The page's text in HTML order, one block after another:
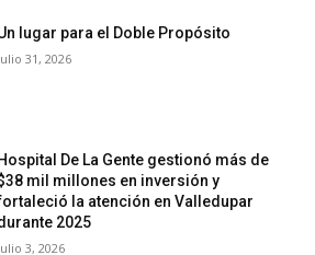
lugar para el Doble Propósito
31, 2026
Hospital De La Gente gestionó más de
mil millones en inversión y
la atención en Valledupar
2025
3, 2026